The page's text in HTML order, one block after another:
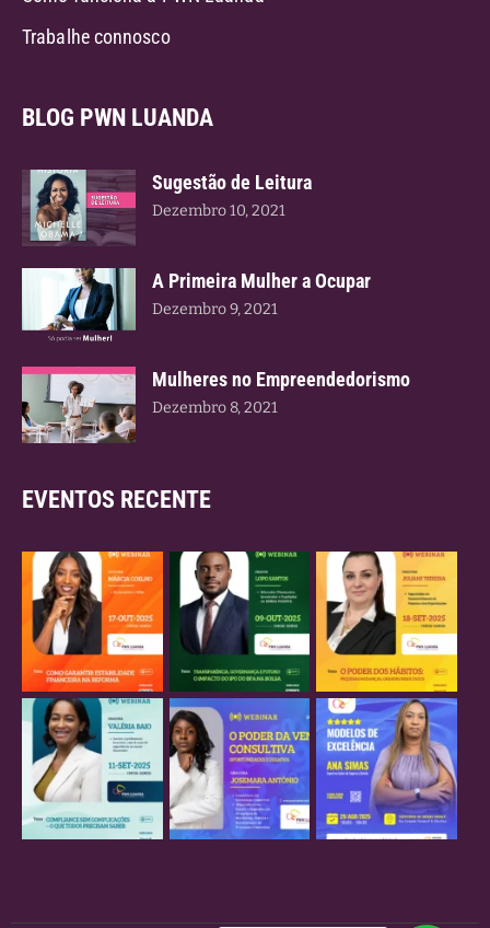
Trabalhe connosco
BLOG PWN LUANDA
Sugestão de Leitura
Dezembro 10, 2021
A Primeira Mulher a Ocupar
Dezembro 9, 2021
Mulheres no Empreendedorismo
Dezembro 8, 2021
EVENTOS RECENTE